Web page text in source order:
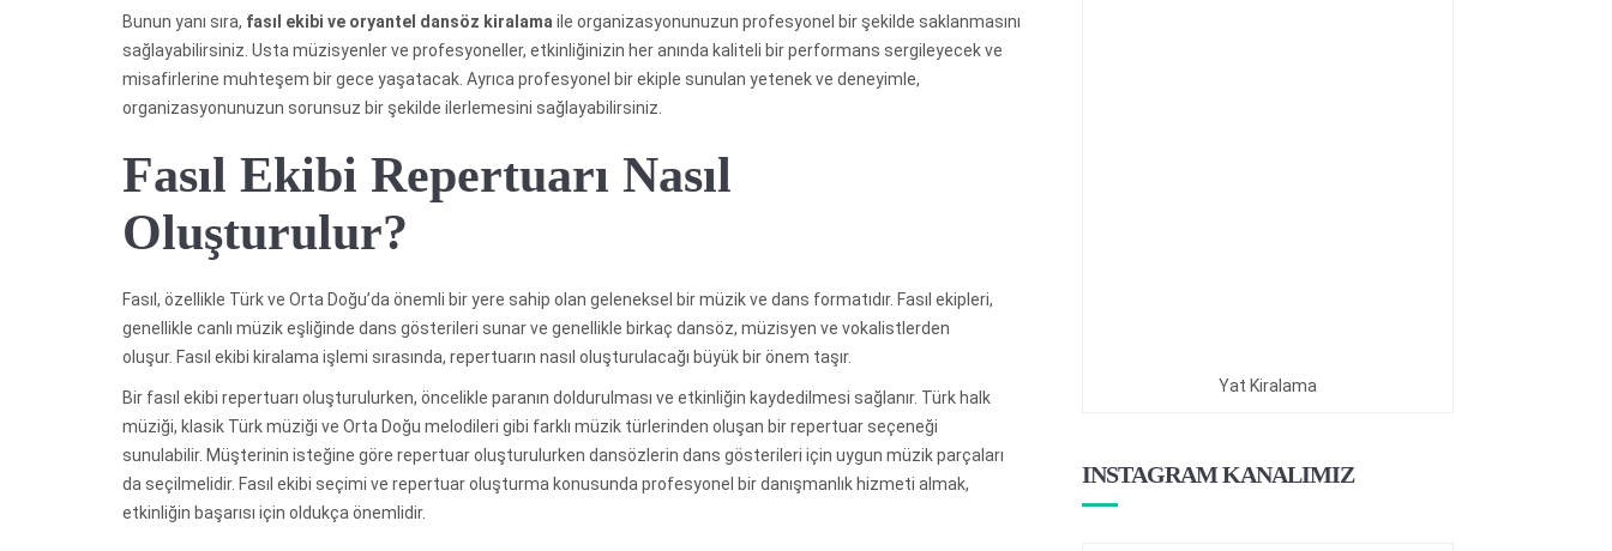
Bunun yanı sıra, fasıl ekibi ve oryantel dansöz kiralamaile organizasyonunuzun profesyonel bir şekilde saklanmasını
sağlayabilirsiniz. Usta müzisyenler ve profesyoneller, etkinliğinizin her anında kaliteli bir performans sergileyecek ve
misafirlerine muhteşem bir gece yaşatacak. Ayrıca profesyonel bir ekiple sunulan yetenek ve deneyimle,
organizasyonunuzun sorunsuz bir şekilde ilerlemesini sağlayabilirsiniz.
Fasıl Ekibi Repertuarı Nasıl
Oluşturulur?
Fasıl, özellikle Türk ve Orta Doğu’da önemli bir yere sahip olan geleneksel bir müzik ve dans formatıdır. Fasıl ekipleri,
genellikle canlı müzik eşliğinde dans gösterileri sunar ve genellikle birkaç dansöz, müzisyen ve vokalistlerden
oluşur. Fasıl ekibi kiralama işlemi sırasında, repertuarın nasıl oluşturulacağı büyük bir önem taşır.
Bir fasıl ekibi repertuarı oluşturulurken, öncelikle paranın doldurulması ve etkinliğin kaydedilmesi sağlanır. Türk halk
müziği, klasik Türk müziği ve Orta Doğu melodileri gibi farklı müzik türlerinden oluşan bir repertuar seçeneği
sunulabilir. Müşterinin isteğine göre repertuar oluşturulurken dansözlerin dans gösterileri için uygun müzik parçaları
da seçilmelidir. Fasıl ekibi seçimi ve repertuar oluşturma konusunda profesyonel bir danışmanlık hizmeti almak,
etkinliğin başarısı için oldukça önemlidir.
Yat Kiralama
INSTAGRAM KANALIMIZ